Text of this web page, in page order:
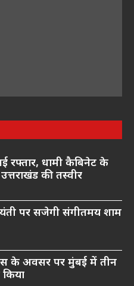
धामी कैबिनेट के
की तस्वीर
पर सजेगी संगीतमय शाम
के अवसर पर मुंबई में तीन